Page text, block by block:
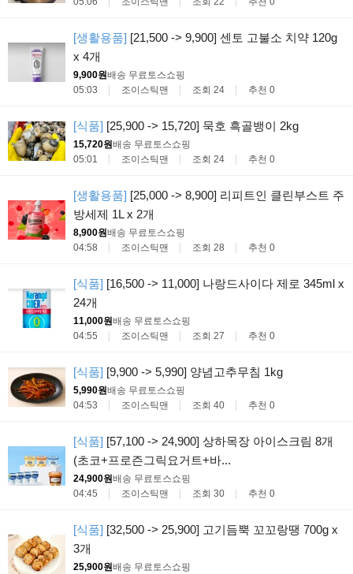
[생활용품] [21,500 -> 9,900] 센토 고불소 치약 120g
x 4개
9,900원배송 무료토스쇼핑
05:03
조이스틱맨 조회 24 추천 0
[식품] [25,900 -> 15,720] 묵호 흑골뱅이 2kg
15,720원배송 무료토스쇼핑
05:01
조이스틱맨 조회 24 추천 0
[생활용품] [25,000 -> 8,900] 리피트인 클린부스트 주
방세제 1L x 2개
8,900원배송 무료토스쇼핑
04:58
조이스틱맨 조회 28 추천 0
[식품] [16,500 -> 11,000] 나랑드사이다 제로 345ml x
24개
11,000원배송 무료토스쇼핑
04:55
조이스틱맨 조회 27 추천 0
[식품] [9,900 -> 5,990] 양념고추무침 1kg
5,990원배송 무료토스쇼핑
04:53
조이스틱맨 조회 40 추천 0
[식품] [57,100 -> 24,900] 상하목장 아이스크림 8개
(초코+프로즌그릭요거트+바...
24,900원배송 무료토스쇼핑
04:45
조이스틱맨 조회 30 추천 0
[식품] [32,500 -> 25,900] 고기듬뿍 꼬꼬랑땡 700g x
3개
25,900원배송 무료토스쇼핑